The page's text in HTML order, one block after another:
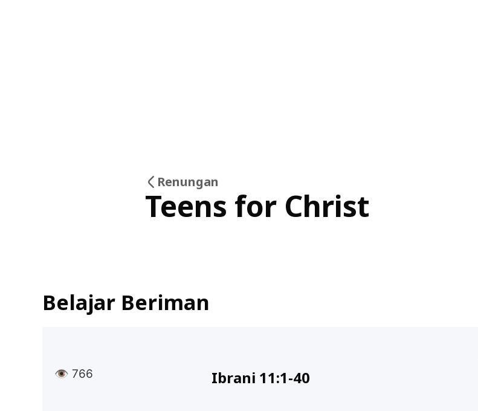
Renungan
Teens for Christ
Belajar Beriman
👁 766 Ibrani 11:1-40